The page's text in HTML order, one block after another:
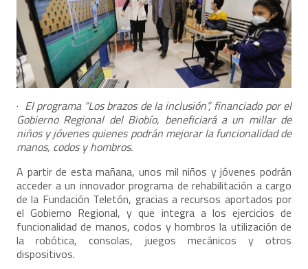
· El programa “Los brazos de la inclusión”, financiado por el
Gobierno Regional del Biobío, beneficiará a un millar de
niños y jóvenes quienes podrán mejorar la funcionalidad de
manos, codos y hombros.
A partir de esta mañana, unos mil niños y jóvenes podrán
acceder a un innovador programa de rehabilitación a cargo
de la Fundación Teletón, gracias a recursos aportados por
el Gobierno Regional, y que integra a los ejercicios de
funcionalidad de manos, codos y hombros la utilización de
la robótica, consolas, juegos mecánicos y otros
dispositivos.